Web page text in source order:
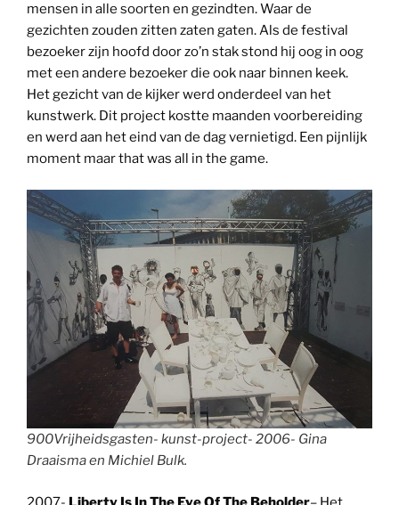
mensen in alle soorten en gezindten. Waar de
gezichten zouden zitten zaten gaten. Als de festival
bezoeker zijn hoofd door zo’n stak stond hij oog in oog
met een andere bezoeker die ook naar binnen keek.
Het gezicht van de kijker werd onderdeel van het
kunstwerk. Dit project kostte maanden voorbereiding
en werd aan het eind van de dag vernietigd. Een pijnlijk
moment maar that was all in the game.
900Vrijheidsgasten- kunst-project- 2006- Gina
Draaisma en Michiel Bulk.